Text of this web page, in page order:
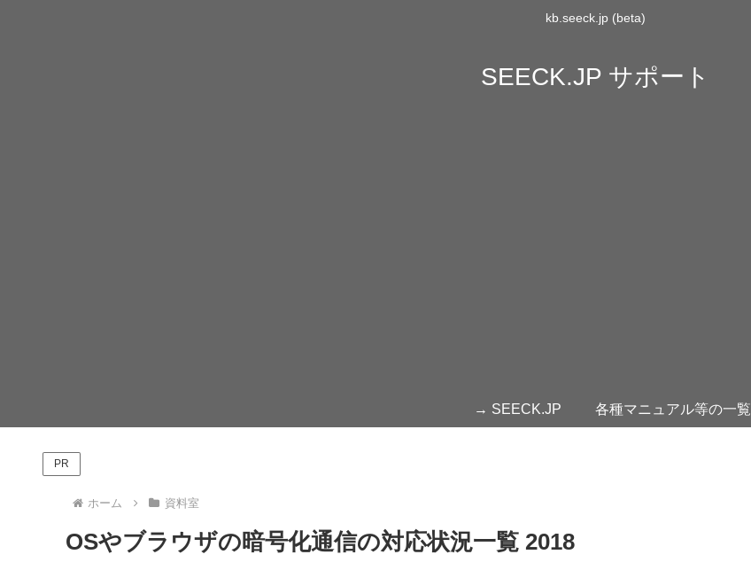
kb.seeck.jp (beta)
SEECK.JP サポート
→ SEECK.JP 各種マニュアル等の一覧
PR
ホーム 資料室
OSやブラウザの暗号化通信の対応状況一覧 2018